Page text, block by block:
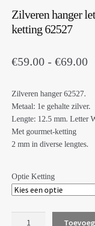
Zilveren hanger
ketting 62527
€59.00 - €69.00
Zilveren hanger 62527.
Metaal: 1e gehalte zilver.
Lengte: 12.5 mm. Letter
Met gourmet-ketting
2 mm in diverse lengtes.
Optie Ketting